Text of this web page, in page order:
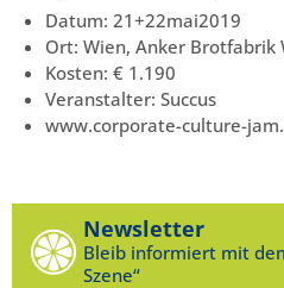
Datum: 21+22mai2019
Ort: Wien, Anker Brotfabrik
Kosten: € 1.190
Veranstalter: Succus
www.corporate-culture-
Newsletter
Bleib informiert mit
Szene“